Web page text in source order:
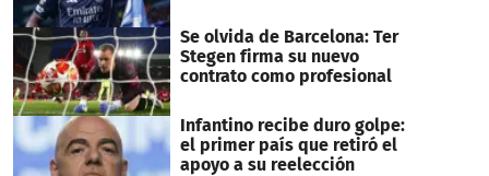
Se olvida de Barcelona: Ter
Stegen firma su nuevo
contrato como profesional
Infantino recibe duro golpe:
el primer país que retiró el
apoyo a su reelección